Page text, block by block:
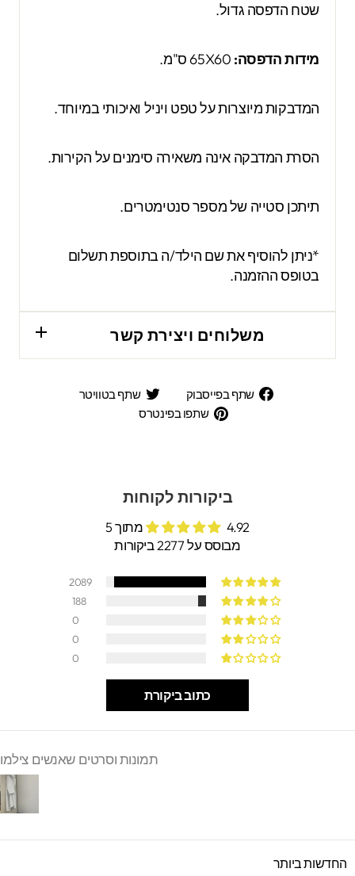
שטח הדפסה גדול.
מידות הדפסה:65X60 ס"מ.
המדבקות מיוצרות על טפט ויניל ואיכותי במיוחד.
הסרת המדבקה אינה משאירה סימנים על הקירות.
תיתכן סטייה של מספר סנטימטרים.
*ניתן להוסיף את שם הילד/ה בתוספת תשלום
בטופס ההזמנה.
משלוחים ויצירת קשר
שתף בפייסבוק
שתף
בפייסבוק
שתף בטוויטר
שתפו בפינטרס
ביקורות לקוחות
4.92 מתוך 5
מבוסס על 2277 ביקורות
2089
188
0
0
0
כתוב ביקורת
תמונות וסרטים שאנשים צילמו
SORT